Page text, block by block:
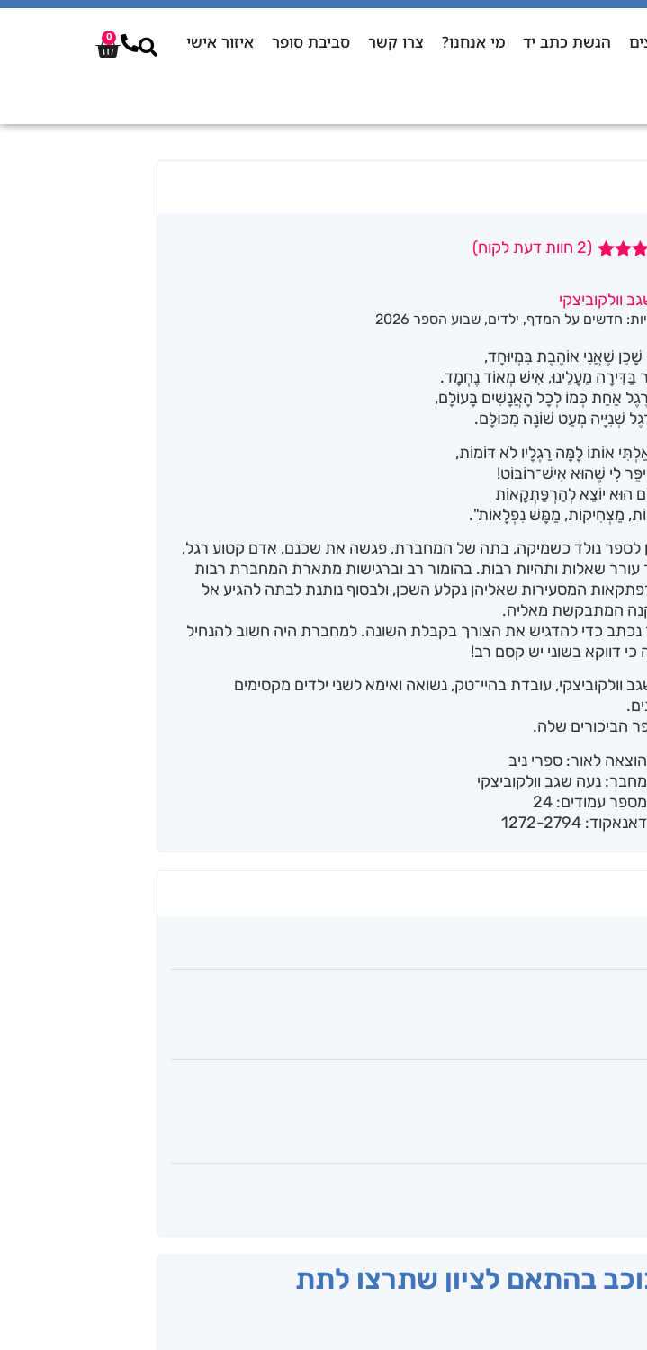
הגשת כתב יד מי אנחנו? צרו קשר סביבת סופר איזור אישי 0
על
של
(
2 חוות דעת לקוח)
וולקוביצקי
חדשים על המדף, ילדים, שבוע הספר 2026
שָׁכֵן שֶׁאֲנִי אוֹהֶבֶת בִּמְיוּחָד,
בַּדִּירָה מֵעָלֵינוּ, אִישׁ מְאוֹד נֶחְמָד.
רֶגֶל אַחַת כְּמוֹ לְכָל הָאֲנָשִׁים בָּעוֹלָם,
שְׁנִיָּיה מְעַט שׁוֹנָה מִכּוּלָּם.
אוֹתוֹ לָמָּה רַגְלָיו לֹא דּוֹמוֹת,
לִי שֶׁהוּא אִישׁ־רוֹבּוֹט!
הוּא יוֹצֵא לְהַרְפַּתְקָאוֹת
מַצְחִיקוֹת, מַמָּשׁ נִפְלָאוֹת".
לספר נולד כשמיקה, בתה של המחברת, פגשה את שכנם, אדם קטוע רגל,
עורר שאלות ותהיות רבות. בהומור רב וברגישות מתארת המחברת רבות
המסעירות שאליהן נקלע השכן, ולבסוף נותנת לבתה להגיע אל
המתבקשת מאליה.
כדי להדגיש את הצורך בקבלת השונה. למחברת היה חשוב להנחיל
כי דווקא בשוני יש קסם רב!
וולקוביצקי, עובדת בהיי־טק, נשואה ואימא לשני ילדים מקסימים
הביכורים שלה.
הוצאה לאור: ספרי ניב
מחבר: נעה שגב וולקוביצקי
מספר עמודים: 24
דאנאקוד: 1272-2794
בהתאם לציון שתרצו לתת